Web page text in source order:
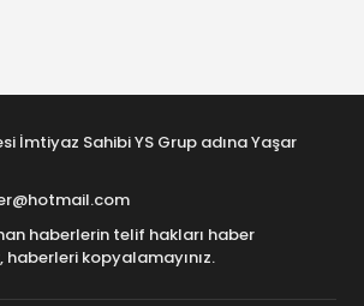
İmtiyaz Sahibi YS Grup adına Yaşar
haberlerin telif hakları haber
kopyalamayınız.